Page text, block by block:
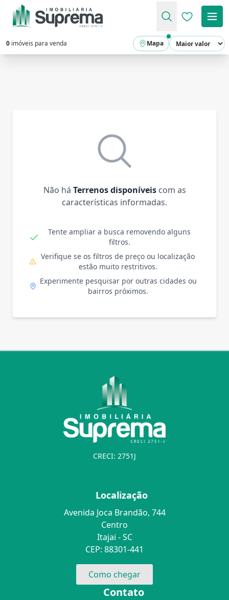
Favoritos
0 imóveis para venda Mapa
Não há Terrenos disponíveiscom as
características informadas.
Tente ampliar a busca removendo alguns
filtros.
Verifique se os filtros de preço ou localização
estão muito restritivos.
Experimente pesquisar por outras cidades ou
bairros próximos.
CRECI: 2751J
Localização
Avenida Joca Brandão, 744
Centro
Itajai - SC
CEP: 88301-441
Como chegar
Contato